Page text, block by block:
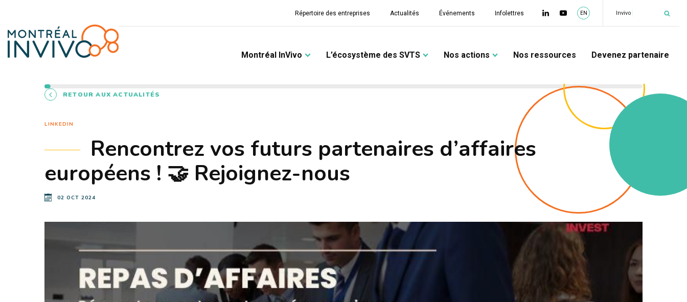
Répertoire des entreprises Actualités Événements Infolettres EN Invivo |
Montréal InVivo L’écosystème des SVTS Nos actions Nos ressources Devenez partenaire
RETOUR AUX ACTUALITÉS
LINKEDIN
Rencontrez vos futurs partenaires d’affaires
européens ! 🤝 Rejoignez-nous
02 OCT 2024